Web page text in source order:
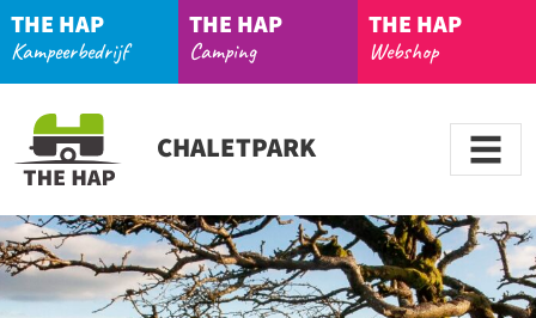
THE HAP
Kampeerbedrijf
THE HAP
Camping
THE HAP
Webshop
CHALETPARK